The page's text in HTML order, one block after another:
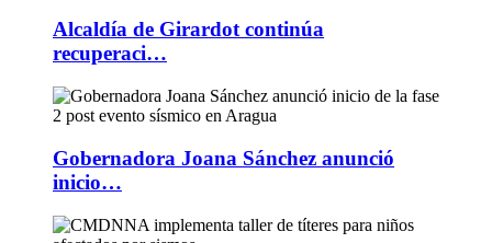
Alcaldía de Girardot continúa
recuperaci…
Gobernadora Joana Sánchez anunció
inicio…